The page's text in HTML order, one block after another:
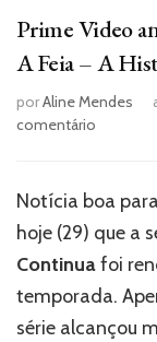
Prime Video
A Feia – A
porAline Mendes
comentário
nova
de
‘Betty,
A
Feia
Notícia boa
hoje (29) que a
Continuafoi
temporada.
série alcançou